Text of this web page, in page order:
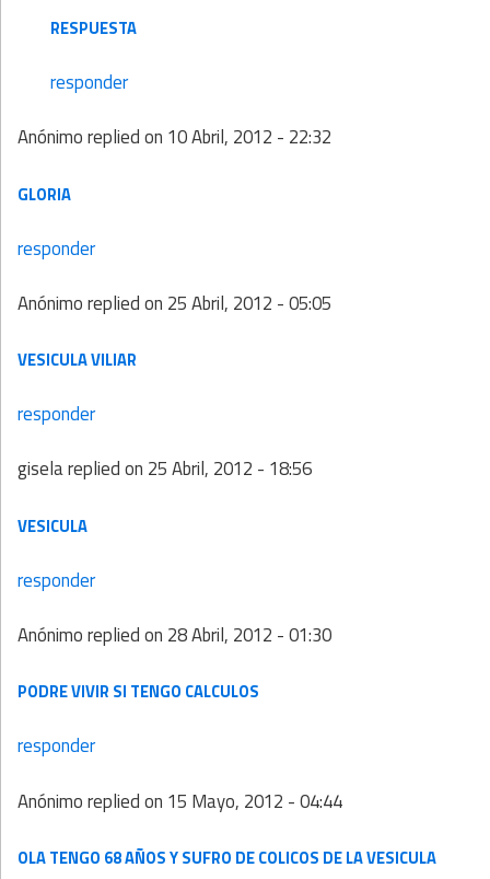
RESPUESTA
responder
Anónimoreplied on 10 Abril, 2012 - 22:32
GLORIA
responder
Anónimoreplied on 25 Abril, 2012 - 05:05
VESICULA VILIAR
responder
giselareplied on 25 Abril, 2012 - 18:56
VESICULA
responder
Anónimoreplied on 28 Abril, 2012 - 01:30
PODRE VIVIR SI TENGO CALCULOS
responder
Anónimoreplied on 15 Mayo, 2012 - 04:44
OLA TENGO 68 AÑOS Y SUFRO DE COLICOS DE LA VESICULA